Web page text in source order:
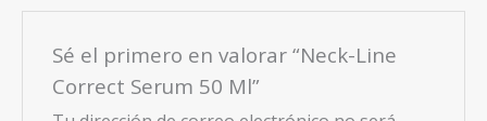
Sé el primero en valorar “Neck-Line
Correct Serum 50 Ml”